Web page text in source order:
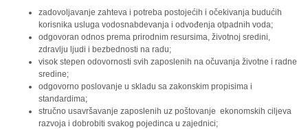
zadovoljavanje zahteva i potreba postojećih i očekivanja budućih
korisnika usluga vodosnabdevanja i odvođenja otpadnih voda;
odgovoran odnos prema prirodnim resursima, životnoj sredini,
zdravlju ljudi i bezbednosti na radu;
visok stepen odovornosti svih zaposlenih na očuvanja životne i radne
sredine;
odgovorno poslovanje u skladu sa zakonskim propisima i
standardima;
stručno usavršavanje zaposlenih uz poštovanje ekonomskih ciljeva
razvoja i dobrobiti svakog pojedinca u zajednici;